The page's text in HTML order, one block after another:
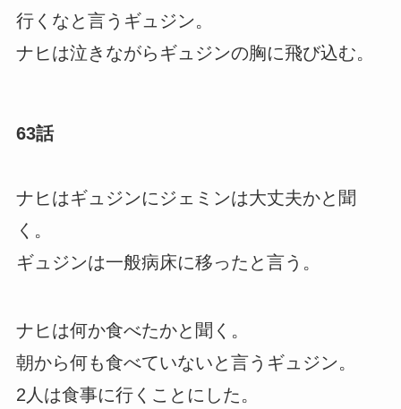
行くなと言うギュジン。
ナヒは泣きながらギュジンの胸に飛び込む。
63話
ナヒはギュジンにジェミンは大丈夫かと聞
く。
ギュジンは一般病床に移ったと言う。
ナヒは何か食べたかと聞く。
朝から何も食べていないと言うギュジン。
2人は食事に行くことにした。